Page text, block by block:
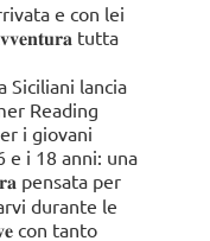
e con lei
tutta
Siciliani lancia
Reading
i giovani
e i 18 anni: una
pensata per
durante le
con tanto